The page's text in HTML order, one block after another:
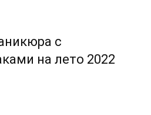
с
на лето 2022